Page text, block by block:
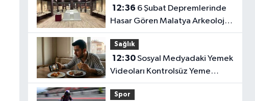
12:36
Hasar Gören Malatya Arkeoloji
Müzesi Yenilenen Yüzüyle
Açılıyor..
Sağlık
12:30Sosyal Medyadaki Yemek
Videoları Kontrolsüz Yeme
Uyarısına Neden Olabilir?
Spor